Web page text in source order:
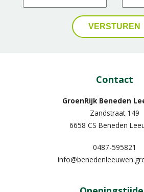
Contact
GroenRijk Beneden
Zandstraat 149
6658 CS Beneden
0487-595821